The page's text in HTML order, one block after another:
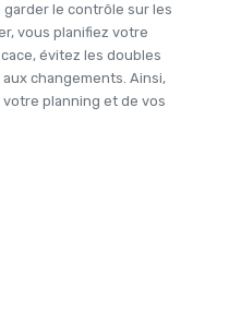
le contrôle sur les
vous planifiez votre
évitez les doubles
changements. Ainsi,
planning et de vos